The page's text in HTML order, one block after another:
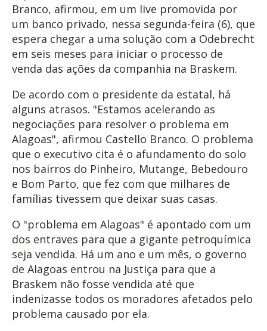
Branco, afirmou, em um live promovida por
um banco privado, nessa segunda-feira (6), que
espera chegar a uma solução com a Odebrecht
em seis meses para iniciar o processo de
venda das ações da companhia na Braskem.
De acordo com o presidente da estatal, há
alguns atrasos. "Estamos acelerando as
negociações para resolver o problema em
Alagoas", afirmou Castello Branco. O problema
que o executivo cita é o afundamento do solo
nos bairros do Pinheiro, Mutange, Bebedouro
e Bom Parto, que fez com que milhares de
famílias tivessem que deixar suas casas.
O "problema em Alagoas" é apontado com um
dos entraves para que a gigante petroquímica
seja vendida. Há um ano e um mês, o governo
de Alagoas entrou na Justiça para que a
Braskem não fosse vendida até que
indenizasse todos os moradores afetados pelo
problema causado por ela.